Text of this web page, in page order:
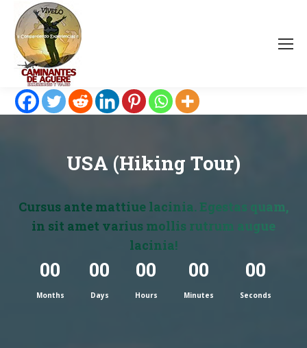
USA (Hiking Tour)
Cursus ante mattiue lacinia. Egestas quam,
in sit amet varius mollis rutrum augue
lacinia!
00
Months
00
Days
00
Hours
00
Minutes
00
Seconds